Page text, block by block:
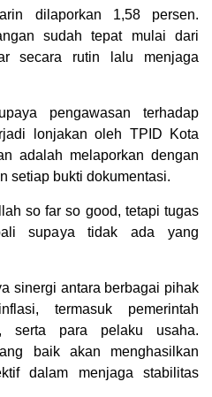
dilaporkan 1,58 persen.
sudah tepat mulai dari
secara rutin lalu menjaga
pengawasan terhadap
lonjakan oleh TPID Kota
adalah melaporkan dengan
setiap bukti dokumentasi.
so far so good, tetapi tugas
supaya tidak ada yang
sinergi antara berbagai pihak
termasuk pemerintah
serta para pelaku usaha.
baik akan menghasilkan
dalam menjaga stabilitas